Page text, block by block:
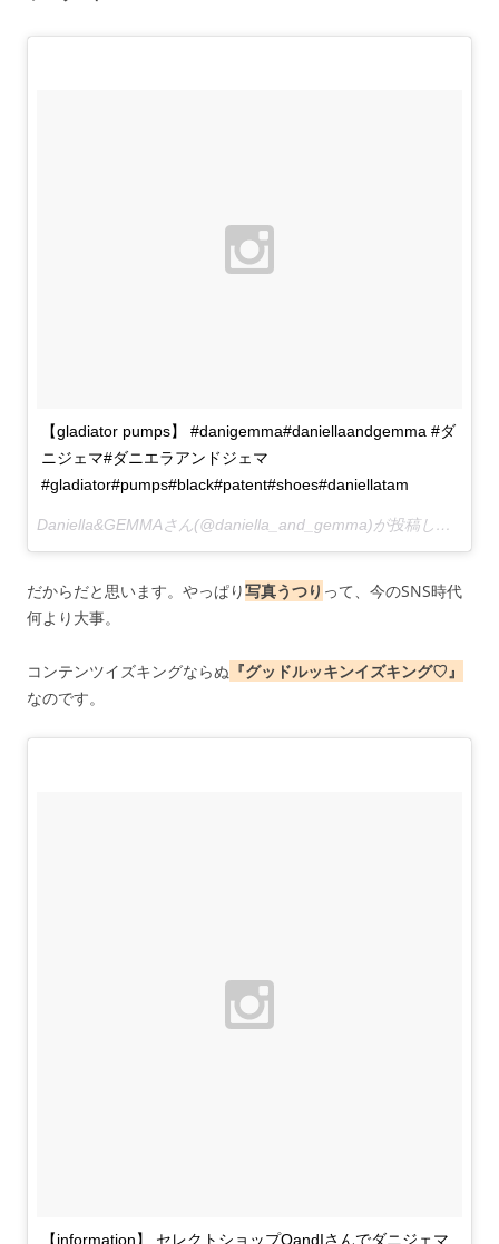
【gladiator pumps】 #danigemma#daniellaandgemma #ダ
ニジェマ#ダニエラアンドジェマ
#gladiator#pumps#black#patent#shoes#daniellatam
Daniella&GEMMAさん(@daniella_and_gemma)が投稿した写真 –
だからだと思います。やっぱり写真うつり って、今のSNS時代
何より大事。
コンテンツイズキングならぬ 『グッドルッキンイズキング♡』
なのです。
【information】 セレクトショップOandIさんでダニジェマ